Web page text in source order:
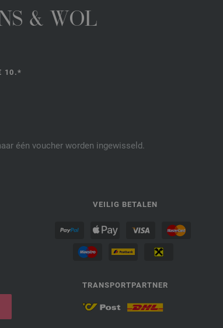
& WOL
10.*
één voucher worden ingewisseld.
VEILIG BETALEN
TRANSPORTPARTNER